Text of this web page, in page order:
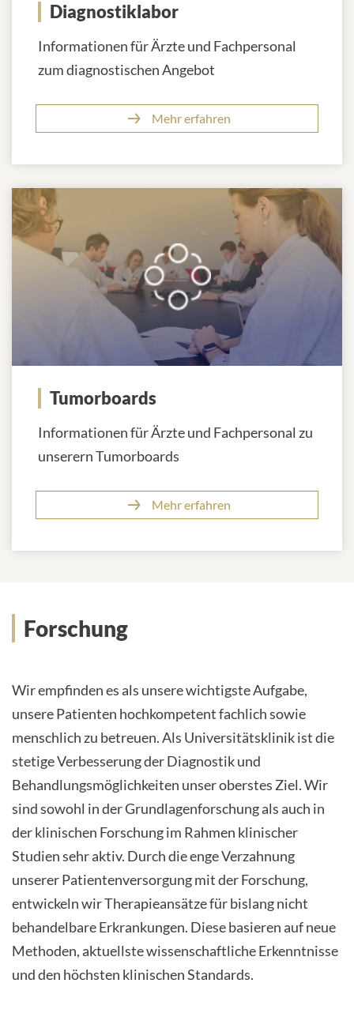
Diagnostiklabor
Informationen für Ärzte und Fachpersonal
zum diagnostischen Angebot
Mehr erfahren
Tumorboards
Informationen für Ärzte und Fachpersonal zu
unserern Tumorboards
Mehr erfahren
Forschung
Wir empfinden es als unsere wichtigste Aufgabe,
unsere Patienten hochkompetent fachlich sowie
menschlich zu betreuen. Als Universitätsklinik ist die
stetige Verbesserung der Diagnostik und
Behandlungsmöglichkeiten unser oberstes Ziel. Wir
sind sowohl in der Grundlagenforschung als auch in
der klinischen Forschung im Rahmen klinischer
Studien sehr aktiv. Durch die enge Verzahnung
unserer Patientenversorgung mit der Forschung,
entwickeln wir Therapieansätze für bislang nicht
behandelbare Erkrankungen. Diese basieren auf neue
Methoden, aktuellste wissenschaftliche Erkenntnisse
und den höchsten klinischen Standards.